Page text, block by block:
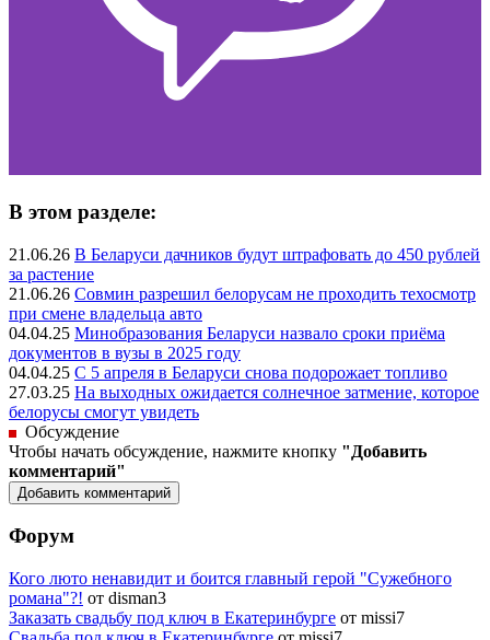
В этом разделе:
21.06.26 В Беларуси дачников будут штрафовать до 450 рублей
за растение
21.06.26 Совмин разрешил белорусам не проходить техосмотр
при смене владельца авто
04.04.25 Минобразования Беларуси назвало сроки приёма
документов в вузы в 2025 году
04.04.25 С 5 апреля в Беларуси снова подорожает топливо
27.03.25 На выходных ожидается солнечное затмение, которое
белорусы смогут увидеть
Обсуждение
Чтобы начать обсуждение, нажмите кнопку "Добавить
комментарий"
Форум
Кого люто ненавидит и боится главный герой "Сужебного
романа"?! от disman3
Заказать свадьбу под ключ в Екатеринбурге от missi7